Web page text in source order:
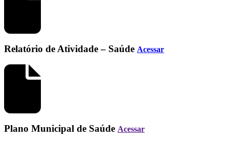
Relatório de Atividade – Saúde Acessar
Plano Municipal de Saúde Acessar